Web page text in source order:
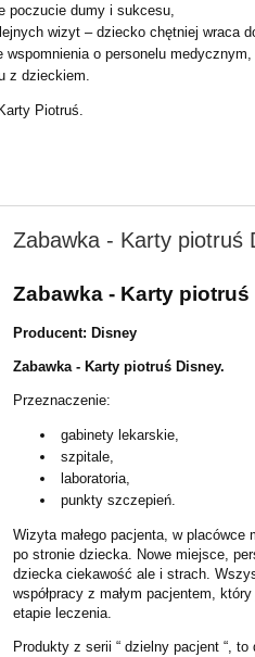
poczucie dumy i sukcesu,
wizyt – dziecko chętniej wraca
o personelu medycznym,
z dzieckiem.
Piotruś.
Zabawka - Karty piotruś
Zabawka - Karty
Producent: Disney
Zabawka - Karty piotruś Disney.
Przeznaczenie:
gabinety lekarskie,
szpitale,
laboratoria,
punkty szczepień.
Wizyta małego pacjenta, w
po stronie dziecka. Nowe miejsce,
dziecka ciekawość ale i strach.
współpracy z małym pacjentem,
etapie leczenia.
Produkty z serii “ dzielny pacjent “,